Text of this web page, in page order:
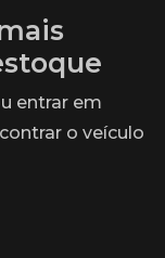
entrar em
o veículo